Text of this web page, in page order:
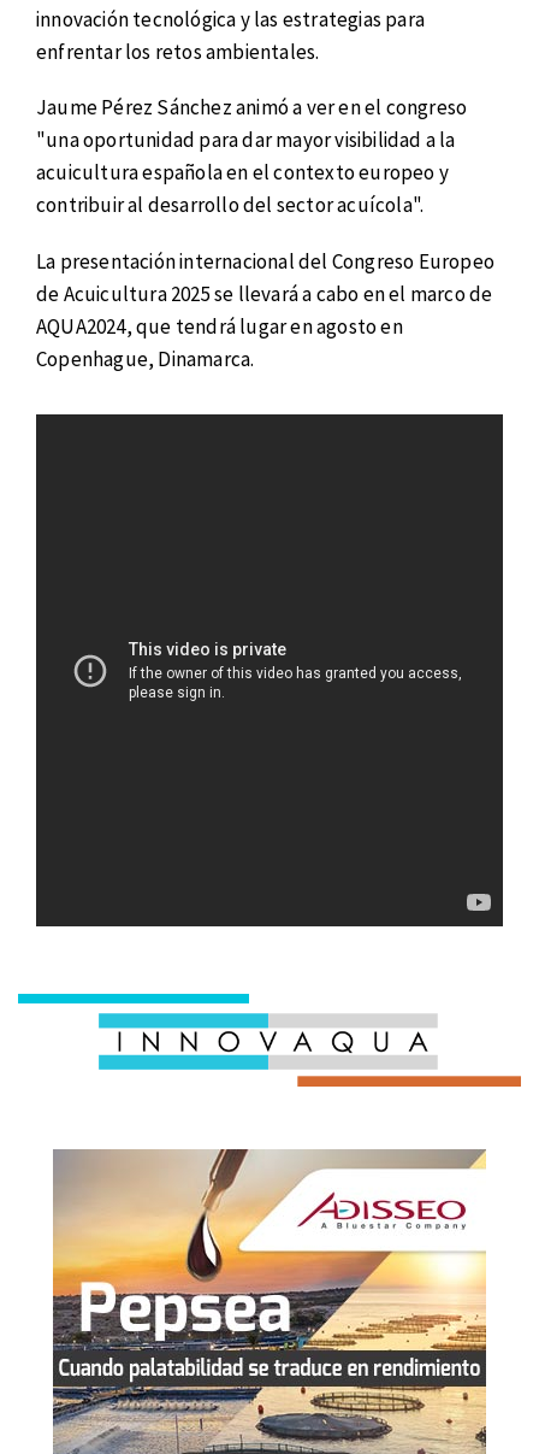
innovación tecnológica y las estrategias para
enfrentar los retos ambientales.
Jaume Pérez Sánchez animó a ver en el congreso
"una oportunidad para dar mayor visibilidad a la
acuicultura española en el contexto europeo y
contribuir al desarrollo del sector acuícola".
La presentación internacional del Congreso Europeo
de Acuicultura 2025 se llevará a cabo en el marco de
AQUA2024, que tendrá lugar en agosto en
Copenhague, Dinamarca.